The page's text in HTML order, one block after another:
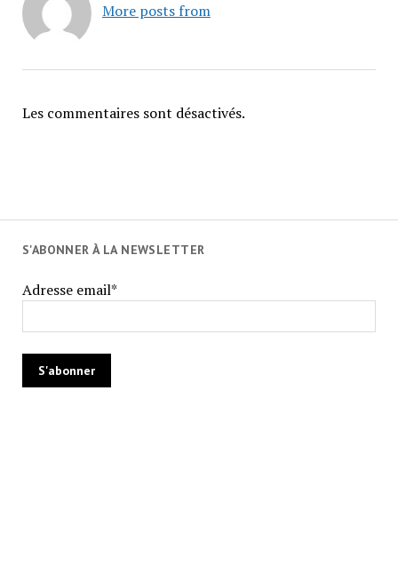
More posts from
Les commentaires sont désactivés.
S'ABONNER À LA NEWSLETTER
Adresse email*